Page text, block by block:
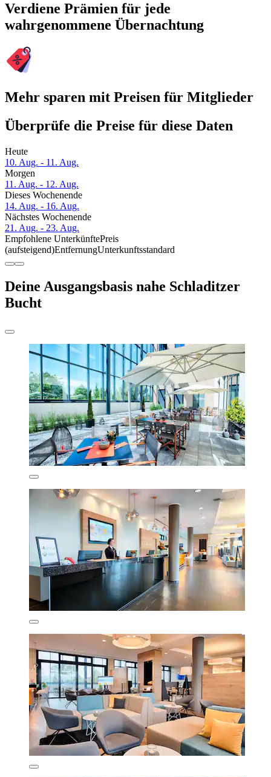
Verdiene Prämien für jede
wahrgenommene Übernachtung
Mehr sparen mit Preisen für Mitglieder
Überprüfe die Preise für diese Daten
Heute
10. Aug. - 11. Aug.
Morgen
11. Aug. - 12. Aug.
Dieses Wochenende
14. Aug. - 16. Aug.
Nächstes Wochenende
21. Aug. - 23. Aug.
Empfohlene UnterkünftePreis
(aufsteigend)EntfernungUnterkunftsstandard
Deine Ausgangsbasis nahe Schladitzer
Bucht